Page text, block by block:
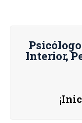
Interior,